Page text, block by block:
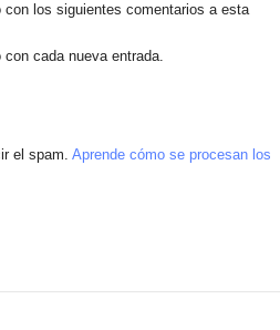
con los siguientes comentarios a esta
cada nueva entrada.
el spam. Aprende cómo se procesan los